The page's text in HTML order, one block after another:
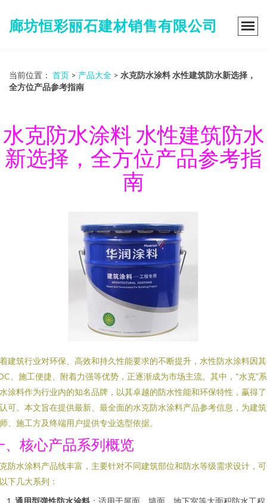
廊坊恒彩丽石建材销售有限公司
当前位置： 首页 > 产品大全 > 水克防水涂料 水性建筑防水新选择，
全方位产品参考指南
水克防水涂料 水性建筑防水
新选择，全方位产品参考指
南
建筑行业对环保、高效和持久性能要求的不断提升，水性防水涂料因
、施工便捷、附着力强等优势，正逐渐成为市场主流。其中，“水克”
涂料作为行业内的知名品牌，以其卓越的防水性能和环保特性，赢得
可。本文旨在提供最新、最全面的水克防水涂料产品参考信息，为建
、施工方及终端用户提供专业选型依据。
、核心产品系列概览
防水涂料产品线丰富，主要针对不同建筑部位和防水等级需求设计，
下几大系列：
通用型弹性防水涂料 ：适用于屋面、墙面、地下室等大面积防水工